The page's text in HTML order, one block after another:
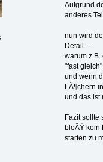
Aufgrund
anderes
nun wird
Detail....
warum
"fast
und wenn
LÃ¶chern
und das ist
Fazit sollte
bloÃŸ kein
starten zu